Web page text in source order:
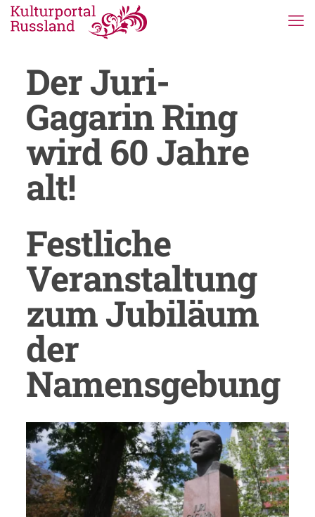
Der Juri-
Gagarin Ring
wird 60 Jahre
alt!
Festliche
Veranstaltung
zum Jubiläum
der
Namensgebung